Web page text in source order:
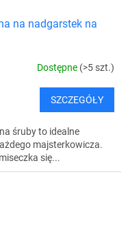
na nadgarstek na
Dostępne (>5 szt.)
SZCZEGÓŁY
śruby to idealne
majsterkowicza.
się...